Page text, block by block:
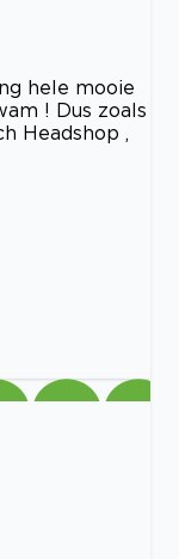
hele mooie
! Dus zoals
Headshop ,